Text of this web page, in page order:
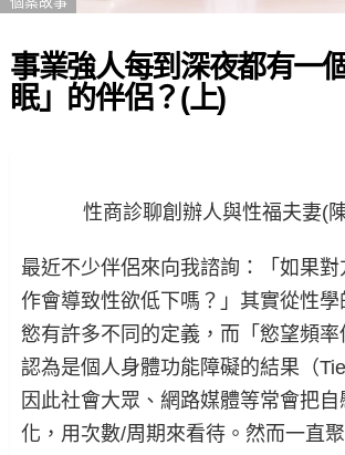
事業強人每到深夜都有一
眠」的伴侶？(上)
性商診聊創辦人與性福夫妻(
最近不少伴侶來向我諮詢：「如果對
作會導致性欲低下嗎？」其實從性學
慾有許多不同的定義，而「慾望頻率
認為是個人身體功能障礙的結果（
因此社會大眾、網路媒體等常會把
化，用次數/周期來看待。然而一直